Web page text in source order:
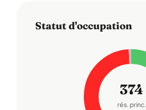
Statut d'occupation
374
rés. princ.